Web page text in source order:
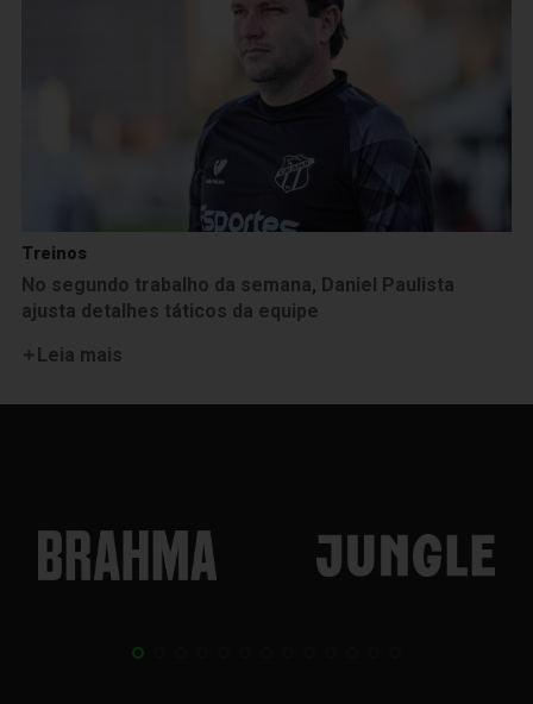
Treinos
No segundo trabalho da semana, Daniel Paulista
ajusta detalhes táticos da equipe
Leia mais